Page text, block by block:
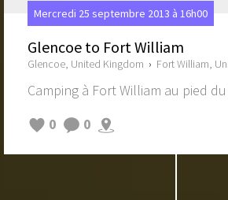
Mercredi 25 septembre 2013 à 16h00
Glencoe to Fort William
Glencoe, United Kingdom › Fort William,
Camping à Fort William au pied
0
0